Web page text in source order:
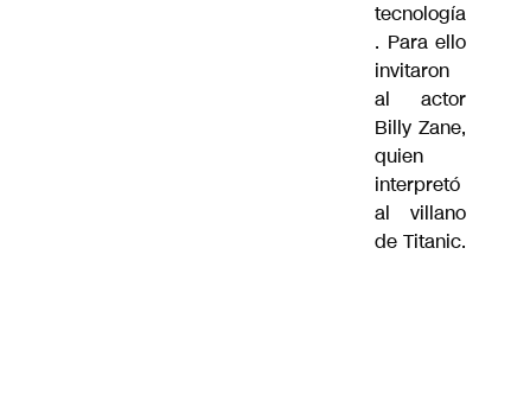
tecnología
. Para ello
invitaron
al actor
Billy Zane,
quien
interpretó
al villano
de Titanic.